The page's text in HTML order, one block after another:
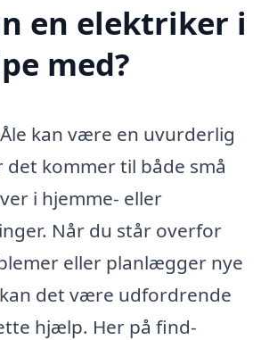
en elektriker i
med?
kan være en uvurderlig
det kommer til både små
i hjemme- eller
Når du står overfor
eller planlægger nye
det være udfordrende
hjælp. Her på find-